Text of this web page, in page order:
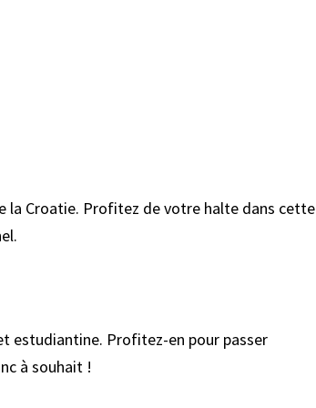
la Croatie. Profitez de votre halte dans cette
estudiantine. Profitez-en pour passer
à souhait !